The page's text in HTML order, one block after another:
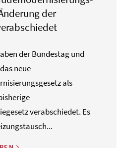
der
der Bundestag und
neue
als
verabschiedet. Es